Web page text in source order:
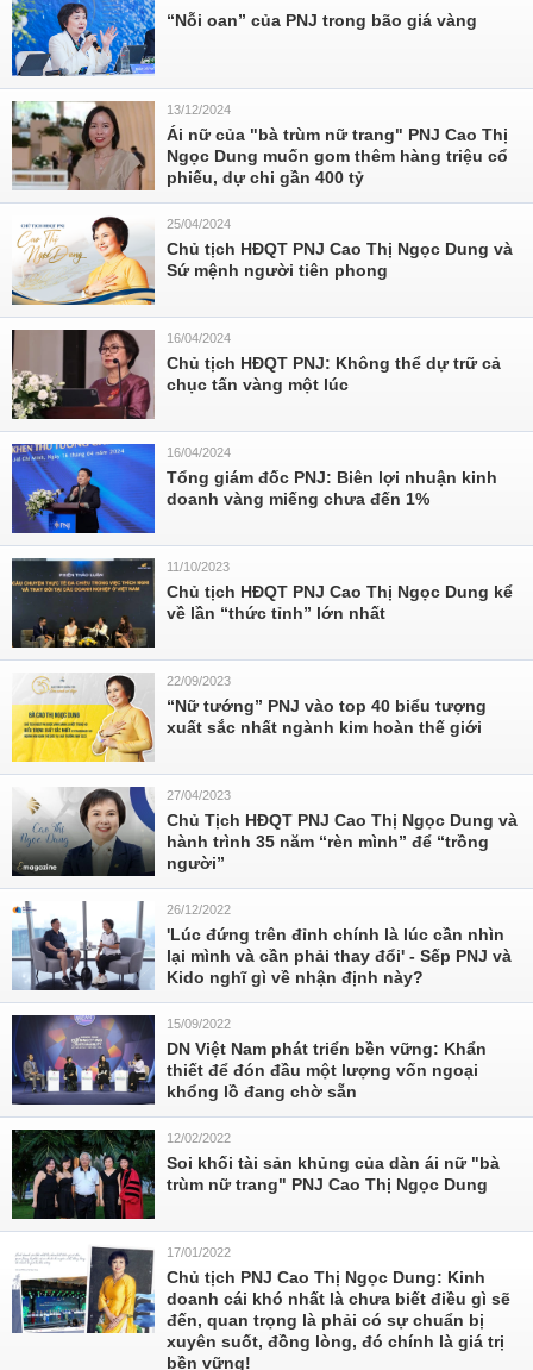
“Nỗi oan” của PNJ trong bão giá vàng
13/12/2024
Ái nữ của "bà trùm nữ trang" PNJ Cao Thị
Ngọc Dung muốn gom thêm hàng triệu cổ
phiếu, dự chi gần 400 tỷ
25/04/2024
Chủ tịch HĐQT PNJ Cao Thị Ngọc Dung và
Sứ mệnh người tiên phong
16/04/2024
Chủ tịch HĐQT PNJ: Không thể dự trữ cả
chục tấn vàng một lúc
16/04/2024
Tổng giám đốc PNJ: Biên lợi nhuận kinh
doanh vàng miếng chưa đến 1%
11/10/2023
Chủ tịch HĐQT PNJ Cao Thị Ngọc Dung kể
về lần “thức tỉnh” lớn nhất
22/09/2023
“Nữ tướng” PNJ vào top 40 biểu tượng
xuất sắc nhất ngành kim hoàn thế giới
27/04/2023
Chủ Tịch HĐQT PNJ Cao Thị Ngọc Dung và
hành trình 35 năm “rèn mình” để “trồng
người”
26/12/2022
'Lúc đứng trên đỉnh chính là lúc cần nhìn
lại mình và cần phải thay đổi' - Sếp PNJ và
Kido nghĩ gì về nhận định này?
15/09/2022
DN Việt Nam phát triển bền vững: Khẩn
thiết để đón đầu một lượng vốn ngoại
khổng lồ đang chờ sẵn
12/02/2022
Soi khối tài sản khủng của dàn ái nữ "bà
trùm nữ trang" PNJ Cao Thị Ngọc Dung
17/01/2022
Chủ tịch PNJ Cao Thị Ngọc Dung: Kinh
doanh cái khó nhất là chưa biết điều gì sẽ
đến, quan trọng là phải có sự chuẩn bị
xuyên suốt, đồng lòng, đó chính là giá trị
bền vững!